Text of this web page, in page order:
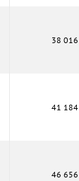
38 016
41 184
46 656